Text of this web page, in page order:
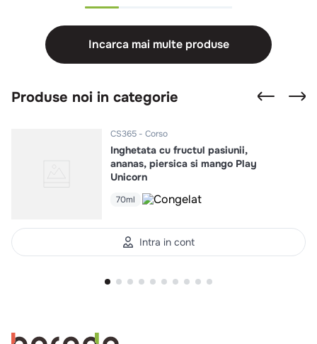
Incarca mai multe produse
Produse noi in categorie
CS365 Corso
Inghetata cu fructul pasiunii,
ananas, piersica si mango Play
Unicorn
70ml
Intra in cont